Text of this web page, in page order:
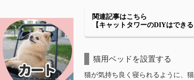
関連記事はこちら
【キャットタワーのDIYはでき
猫用ベッドを設置する
猫が気持ち良く寝られるように、